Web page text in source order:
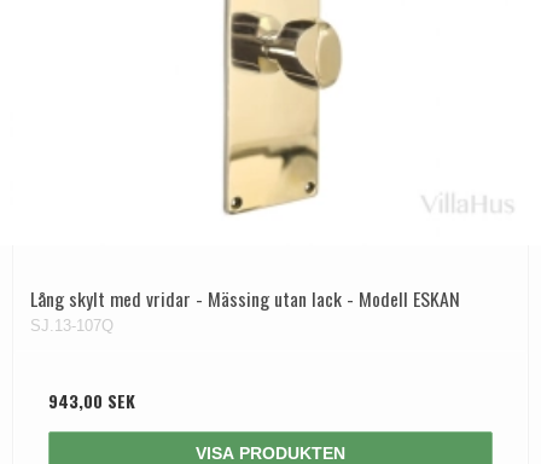
Lång skylt med vridar - Mässing utan lack - Modell ESKAN
SJ.13-107Q
943,00 SEK
VISA PRODUKTEN